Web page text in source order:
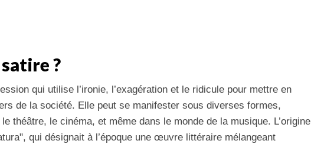
?
qui utilise l’ironie, l’exagération et le ridicule pour mettre en
de la société. Elle peut se manifester sous diverses formes,
théâtre, le cinéma, et même dans le monde de la musique. L’origine
qui désignait à l’époque une œuvre littéraire mélangeant